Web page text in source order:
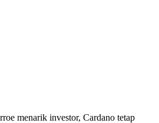
menarik investor, Cardano tetap